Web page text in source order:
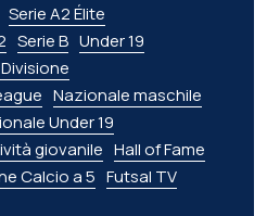
Serie A2 Élite
Serie B Under 19
Nazionale maschile
Under 19
giovanile Hall of Fame
Calcio a 5 Futsal TV